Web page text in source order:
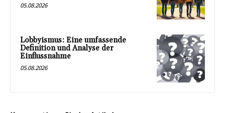
05.08.2026
Lobbyismus: Eine umfassende
Definition und Analyse der
Einflussnahme
05.08.2026